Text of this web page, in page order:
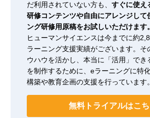
だ利用されていない方も、 すぐに使え
研修コンテンツや自由にアレンジして
ング研修用原稿をお試しいただけます。
ヒューマンサイエンスは今までに約
ラーニング支援実績がございます。そ
ウハウを活かし、本当に「活用」でき
を制作するために、eラーニングに特
構築や教育企画の支援を行っています。
無料トライアルはこち